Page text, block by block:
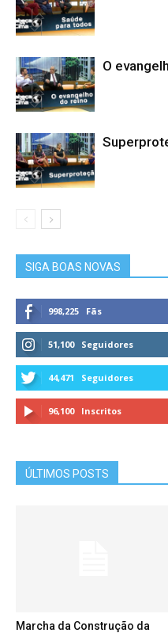
O
SIGA BOAS NOVAS
998,225 Fãs
51,100 Seguidores
44,471 Seguidores
96,100 Inscritos
ÚLTIMOS POSTS
Marcha da Construção da